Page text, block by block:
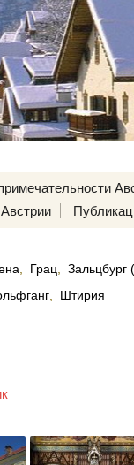
Грац Зальцбург
Штирия